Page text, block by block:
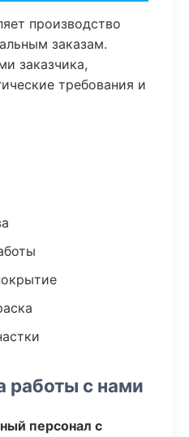
производство
заказам.
заказчика,
требования и
работы с нами
персонал с